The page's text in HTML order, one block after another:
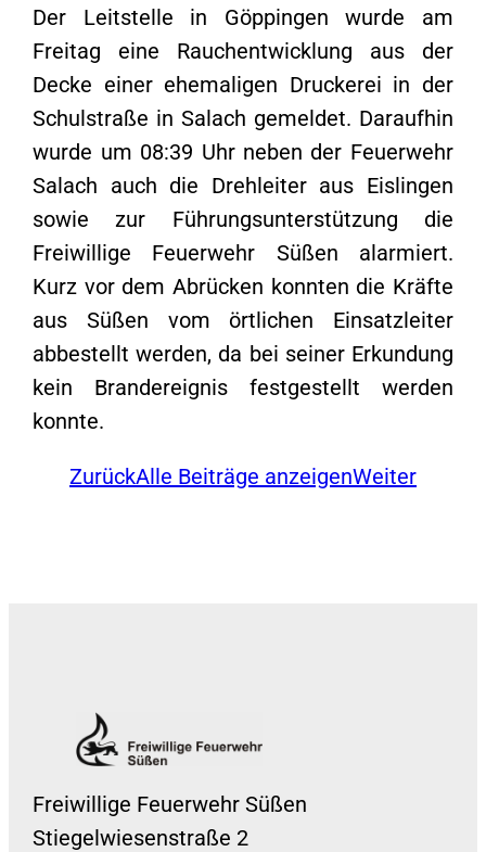
Der Leitstelle in Göppingen wurde am
Freitag eine Rauchentwicklung aus der
Decke einer ehemaligen Druckerei in der
Schulstraße in Salach gemeldet. Daraufhin
wurde um 08:39 Uhr neben der Feuerwehr
Salach auch die Drehleiter aus Eislingen
sowie zur Führungsunterstützung die
Freiwillige Feuerwehr Süßen alarmiert.
Kurz vor dem Abrücken konnten die Kräfte
aus Süßen vom örtlichen Einsatzleiter
abbestellt werden, da bei seiner Erkundung
kein Brandereignis festgestellt werden
konnte.
ZurückAlle Beiträge anzeigenWeiter
Freiwillige Feuerwehr Süßen
Stiegelwiesenstraße 2